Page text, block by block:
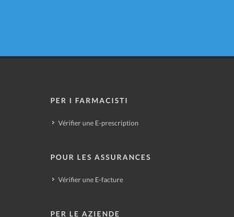
PER I FARMACISTI
Vérifier une E-prescription
POUR LES ASSURANCES
Vérifier une E-facture
PER LE AZIENDE